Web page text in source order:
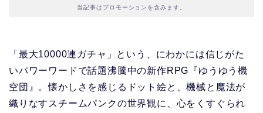
当記事はプロモーションを含みます。
「最大10000連ガチャ」という、にわかには信じがた
いパワーワードで話題沸騰中の新作RPG『ゆうゆう機
空団』。懐かしさを感じるドット絵と、機械と魔法が
織りなすスチームパンクの世界観に、心をくすぐられ